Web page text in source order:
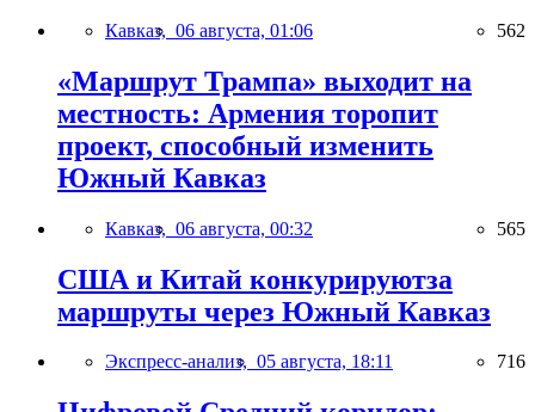
Кавказ, 06 августа, 01:06 562
«Маршрут Трампа» выходит на
местность: Армения торопит
проект, способный изменить
Южный Кавказ
Кавказ, 06 августа, 00:32 565
США и Китай конкурируютза
маршруты через Южный Кавказ
Экспресс-анализ, 05 августа, 18:11 716